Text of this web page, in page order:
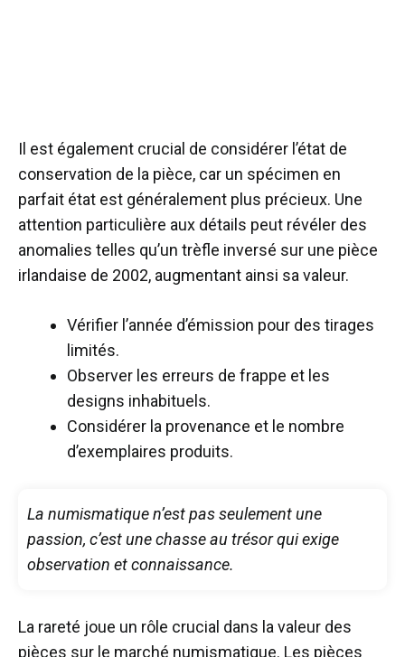
Il est également crucial de considérer l’état de
conservation de la pièce, car un spécimen en
parfait état est généralement plus précieux. Une
attention particulière aux détails peut révéler des
anomalies telles qu’un trèfle inversé sur une pièce
irlandaise de 2002, augmentant ainsi sa valeur.
Vérifier l’année d’émission pour des tirages
limités.
Observer les erreurs de frappe et les
designs inhabituels.
Considérer la provenance et le nombre
d’exemplaires produits.
La numismatique n’est pas seulement une
passion, c’est une chasse au trésor qui exige
observation et connaissance.
La rareté joue un rôle crucial dans la valeur des
pièces sur le marché numismatique. Les pièces